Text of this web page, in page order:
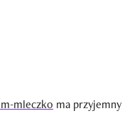
mleczko ma przyjemny